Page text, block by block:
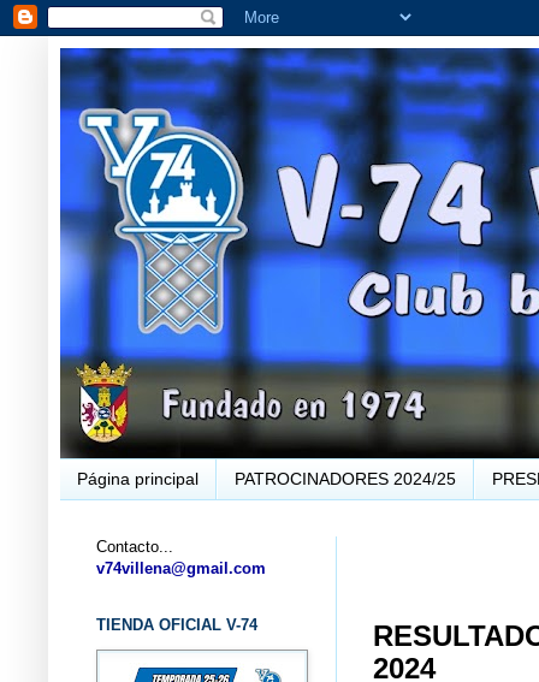
Página principal PATROCINADORES 2024/25
2024
Contacto...
v74villena@gmail.com
TIENDA OFICIAL V-74